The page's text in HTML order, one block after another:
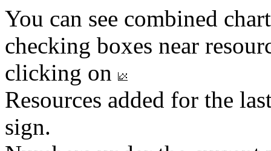
You can see combined
checking boxes near
clicking on
Resources added for the
sign.